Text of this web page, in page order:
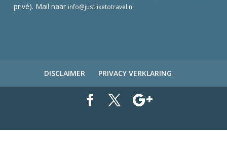
privé). Mail naar info@justliketotravel.nl
DISCLAIMER PRIVACY VERKLARING